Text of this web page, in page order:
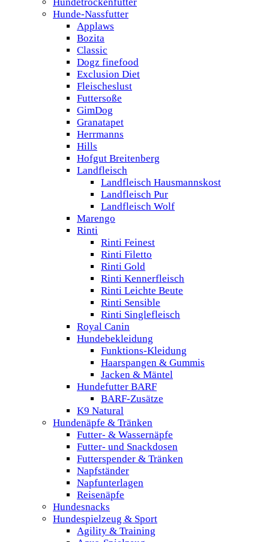
Hunde-Nassfutter
Applaws
Bozita
Classic
Dogz finefood
Exclusion Diet
Fleischeslust
Futtersoße
GimDog
Granatapet
Herrmanns
Hills
Hofgut Breitenberg
Landfleisch
Landfleisch Hausmannskost
Landfleisch Pur
Landfleisch Wolf
Marengo
Rinti
Rinti Feinest
Rinti Filetto
Rinti Gold
Rinti Kennerfleisch
Rinti Leichte Beute
Rinti Sensible
Rinti Singlefleisch
Royal Canin
Hundebekleidung
Funktions-Kleidung
Haarspangen & Gummis
Jacken & Mäntel
Hundefutter BARF
BARF-Zusätze
K9 Natural
Hundenäpfe & Tränken
Futter- & Wassernäpfe
Futter- und Snackdosen
Futterspender & Tränken
Napfständer
Napfunterlagen
Reisenäpfe
Hundesnacks
Hundespielzeug & Sport
Agility & Training